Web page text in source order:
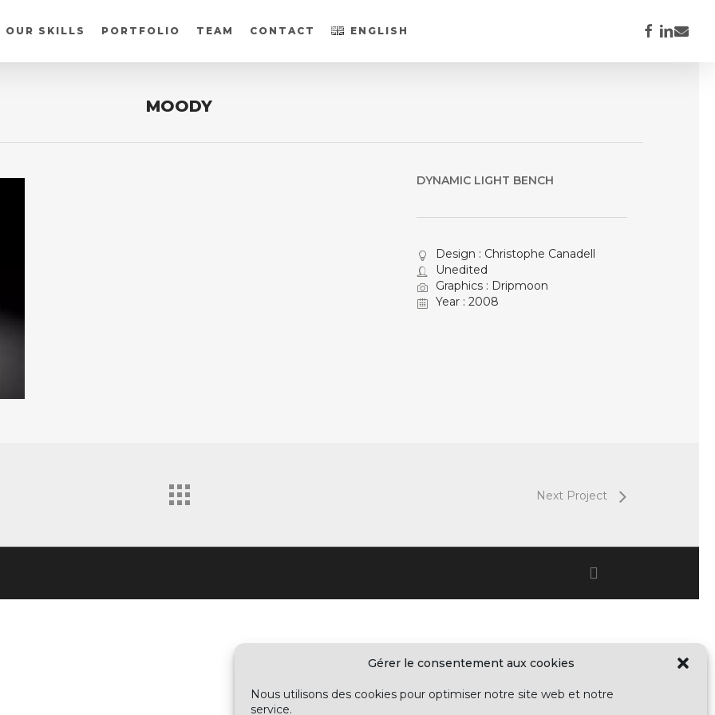
Gérer le consentement aux cookies
Nous utilisons des cookies pour optimiser notre site web et notre
service.
OUR SKILLS PORTFOLIO TEAM CONTACT ENGLISH FACEBOOK
EMAIL
MOODY
DYNAMIC LIGHT BENCH
Design : Christophe Canadell
Unedited
Graphics : Dripmoon
Year : 2008
Next Project
whatsapp